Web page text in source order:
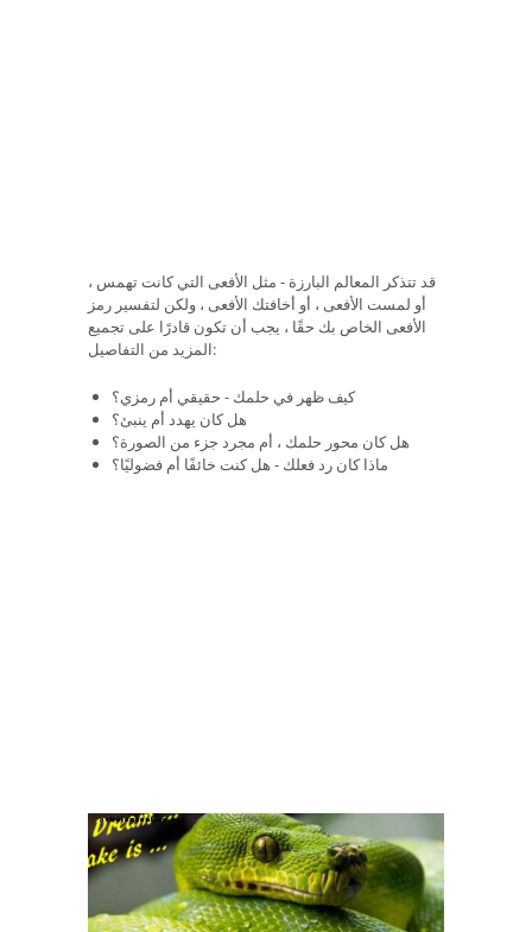
قد تتذكر المعالم البارزة - مثل الأفعى التي كانت تهمس ،
أو لمست الأفعى ، أو أخافتك الأفعى ، ولكن لتفسير رمز
الأفعى الخاص بك حقًا ، يجب أن تكون قادرًا على تجميع
المزيد من التفاصيل:
كيف ظهر في حلمك - حقيقي أم رمزي؟
هل كان يهدد أم ينبئ؟
هل كان محور حلمك ، أم مجرد جزء من الصورة؟
ماذا كان رد فعلك - هل كنت خائفًا أم فضوليًا؟